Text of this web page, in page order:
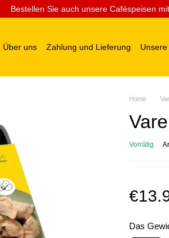
Bestellen Sie auch unsere Caféspeisen
Über uns Zahlung und Lieferung
Home
Vorrätig
Das